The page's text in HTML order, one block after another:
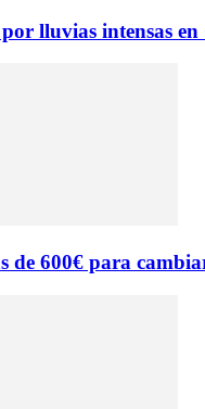
lluvias intensas
de 600€ para